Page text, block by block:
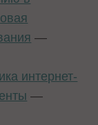
—
интернет-
—